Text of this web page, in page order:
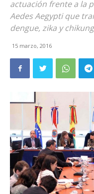
actuación frente a la
Aedes Aegypti que
dengue, zika y
15 marzo, 2016